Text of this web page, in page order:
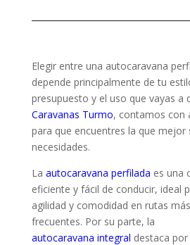
Elegir entre una autocaravana
depende principalmente de tu
presupuesto y el uso que vayas a
Caravanas Turmo, contamos con
para que encuentres la que mejor
necesidades.
La autocaravana perfilada es una
eficiente y fácil de conducir, ideal
agilidad y comodidad en rutas
frecuentes. Por su parte, la
autocaravana integral destaca